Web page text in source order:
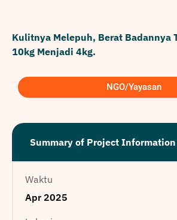
Kulitnya Melepuh, Berat Badannya
10kg Menjadi 4kg.
NGO/Yayasan
Summary of Project Information
Waktu
Apr 2025